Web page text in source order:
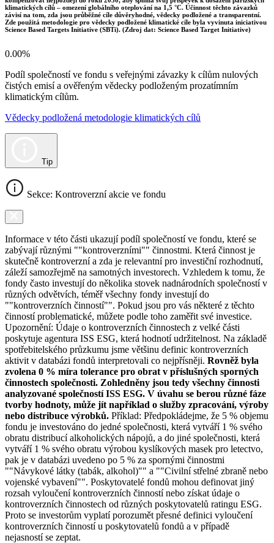
klimatických cílů – omezení globálního oteplování na 1,5 °C. Účinnost těchto závazků
závisí na tom, zda jsou průběžné cíle důvěryhodné, vědecky podložené a transparentní.
Zde použitá metodologie pro vědecky podložené klimatické cíle byla vyvinuta iniciativou
Science Based Targets Initiative (SBTi). (Zdroj dat: Science Based Target Initiative)
0.00%
Podíl společností ve fondu s veřejnými závazky k cílům nulových
čistých emisí a ověřeným vědecky podloženým prozatímním
klimatickým cílům.
Vědecky podložená metodologie klimatických cílů
Tip
Sekce: Kontroverzní akcie ve fondu
Informace v této části ukazují podíl společností ve fondu, které se
zabývají různými ""kontroverzními"" činnostmi. Která činnost je
skutečně kontroverzní a zda je relevantní pro investiční rozhodnutí,
záleží samozřejmě na samotných investorech. Vzhledem k tomu, že
fondy často investují do několika stovek nadnárodních společností v
různých odvětvích, téměř všechny fondy investují do
""kontroverzních činností"". Pokud jsou pro vás některé z těchto
činností problematické, můžete podle toho zaměřit své investice.
Upozornění: Údaje o kontroverzních činnostech z velké části
poskytuje agentura ISS ESG, která hodnotí udržitelnost. Na základě
spotřebitelského průzkumu jsme většinu definic kontroverzních
aktivit v databázi fondů interpretovali co nejpřísněji. Rovněž byla
zvolena 0 % míra tolerance pro obrat v příslušných sporných
činnostech společnosti. Zohledněny jsou tedy všechny činnosti
analyzované společností ISS ESG. V úvahu se berou různé fáze
tvorby hodnoty, může jít například o služby zpracování, výroby
nebo distribuce výrobků. Příklad: Předpokládejme, že 5 % objemu
fondu je investováno do jedné společnosti, která vytváří 1 % svého
obratu distribucí alkoholických nápojů, a do jiné společnosti, která
vytváří 1 % svého obratu výrobou kyslíkových masek pro letectvo,
pak je v databázi uvedeno po 5 % za spornými činnostmi
""Návykové látky (tabák, alkohol)"" a ""Civilní střelné zbraně nebo
vojenské vybavení"". Poskytovatelé fondů mohou definovat jiný
rozsah vyloučení kontroverzních činností nebo získat údaje o
kontroverzních činnostech od různých poskytovatelů ratingu ESG.
Proto se investorům vyplatí porozumět přesné definici vyloučení
kontroverzních činností u poskytovatelů fondů a v případě
nejasností se zeptat.